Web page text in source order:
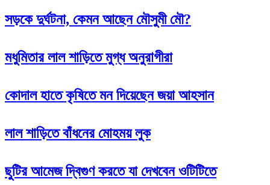
সড়কে দুর্ঘটনা, কেমন আছেন মৌসুমী মৌ?
মধুমিতার লাল শাড়িতে মুগ্ধ অনুরাগীরা
কোদাল হাতে কৃষিতে মন দিয়েছেন জয়া আহসান
লাল শাড়িতে বাঁধনের মোহময় লুক
ছুটির আমেজ দ্বিগুণ করতে যা দেখবেন ওটিটিতে